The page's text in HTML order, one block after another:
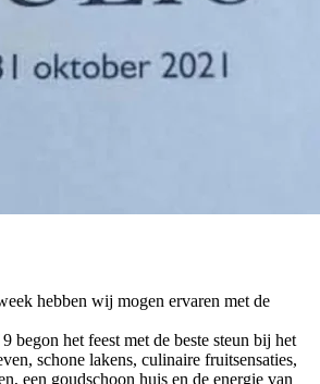
hebben wij mogen ervaren met de
begon het feest met de beste steun bij het
schone lakens, culinaire fruitsensaties,
een goudschoon huis en de energie van